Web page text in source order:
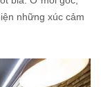
những xúc cảm